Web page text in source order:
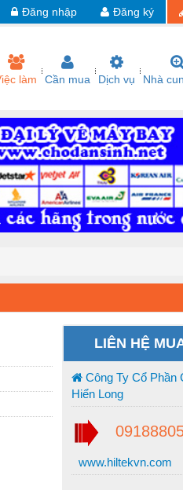
Đăng ký
Đăng nhập
làm Cần mua Dịch vụ Nhà
LIÊN HỆ
Công Ty Cổ Phần
Hiển Long
www.hiltekvn.com